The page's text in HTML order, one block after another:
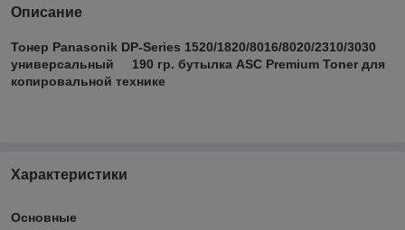
Описание
Тонер Panasonik DP-Series 1520/1820/8016/8020/2310/3030
универсальный 190 гр. бутылка ASC Premium Toner для
копировальной технике
Характеристики
Основные